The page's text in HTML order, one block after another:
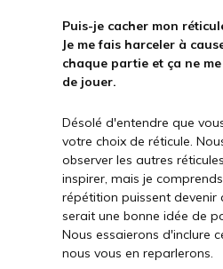
Puis-je cacher mon
Je me fais harceler à
chaque partie et ça ne
de jouer.
Désolé d'entendre que
votre choix de réticule.
observer les autres
inspirer, mais je
répétition puissent devenir
serait une bonne idée de
Nous essaierons d'inclure
nous vous en reparlerons.